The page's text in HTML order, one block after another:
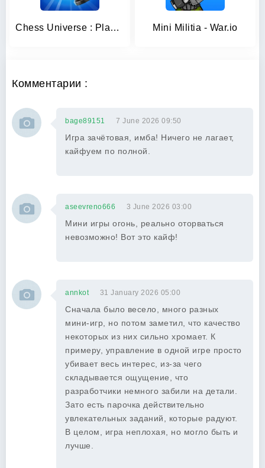
Chess Universe : Play Online Mini Militia - War.io
Комментарии :
bage89151 7 June 2026 09:50
Игра зачётовая, имба! Ничего не лагает,
кайфуем по полной.
aseevreno666 3 June 2026 03:00
Мини игры огонь, реально оторваться
невозможно! Вот это кайф!
annkot 31 January 2026 05:00
Сначала было весело, много разных
мини-игр, но потом заметил, что качество
некоторых из них сильно хромает. К
примеру, управление в одной игре просто
убивает весь интерес, из-за чего
складывается ощущение, что
разработчики немного забили на детали.
Зато есть парочка действительно
увлекательных заданий, которые радуют.
В целом, игра неплохая, но могло быть и
лучше.